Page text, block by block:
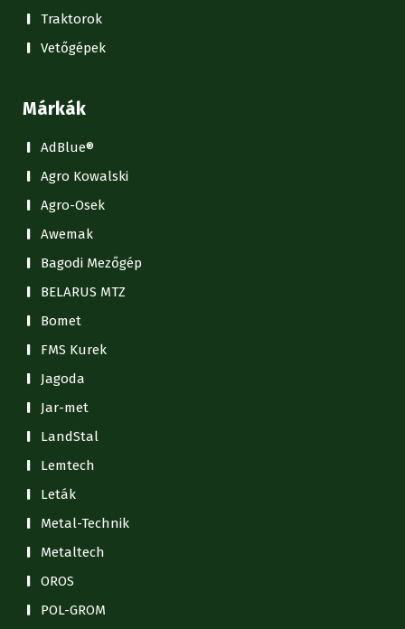
Traktorok
Vetőgépek
Márkák
AdBlue®
Agro Kowalski
Agro-Osek
Awemak
Bagodi Mezőgép
BELARUS MTZ
Bomet
FMS Kurek
Jagoda
Jar-met
LandStal
Lemtech
Leták
Metal-Technik
Metaltech
OROS
POL-GROM